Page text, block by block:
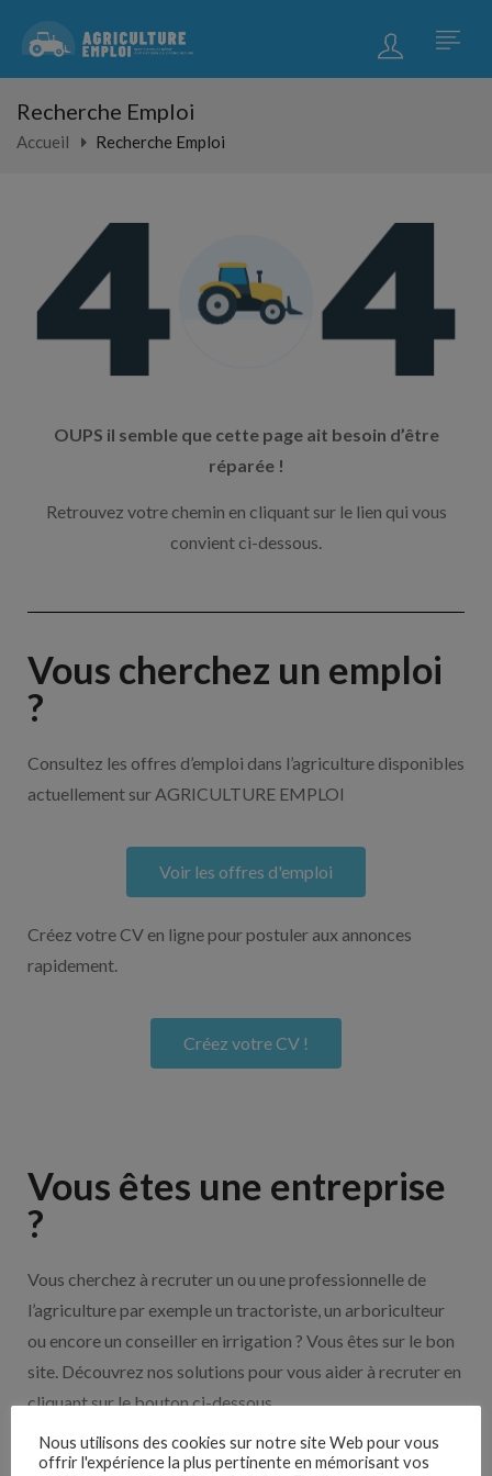
Recherche Emploi
Accueil Recherche Emploi
OUPS il semble que cette page ait besoin d’être
réparée !
Retrouvez votre chemin en cliquant sur le lien qui vous
convient ci-dessous.
Vous cherchez un emploi
?
Consultez les offres d’emploi dans l’agriculture disponibles
actuellement sur AGRICULTURE EMPLOI
Voir les offres d'emploi
Créez votre CV en ligne pour postuler aux annonces
rapidement.
Créez votre CV !
Vous êtes une entreprise
?
Vous cherchez à recruter un ou une professionnelle de
l’agriculture par exemple un tractoriste, un arboriculteur
ou encore un conseiller en irrigation ? Vous êtes sur le bon
site. Découvrez nos solutions pour vous aider à recruter en
cliquant sur le bouton ci-dessous.
Nos solutions entreprises
Nous utilisons des cookies sur notre site Web pour vous
offrir l'expérience la plus pertinente en mémorisant vos